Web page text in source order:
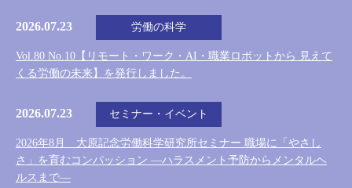
2026.07.23 労働の科学
Vol.80 No.10【リモート・ワーク・AI・職業ロボットから 見えて
くる労働の未来】を発行しました。
2026.07.23 セミナー・イベント
2026年8月 大原記念労働科学研究所セミナー 職場に「やさし
さ」を育むコンパッション ―ハラスメント予防からメンタルヘ
ルスまで―